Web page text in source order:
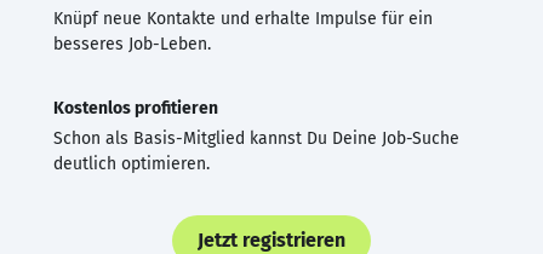
Knüpf neue Kontakte und erhalte Impulse für ein
besseres Job-Leben.
Kostenlos profitieren
Schon als Basis-Mitglied kannst Du Deine Job-Suche
deutlich optimieren.
Jetzt registrieren